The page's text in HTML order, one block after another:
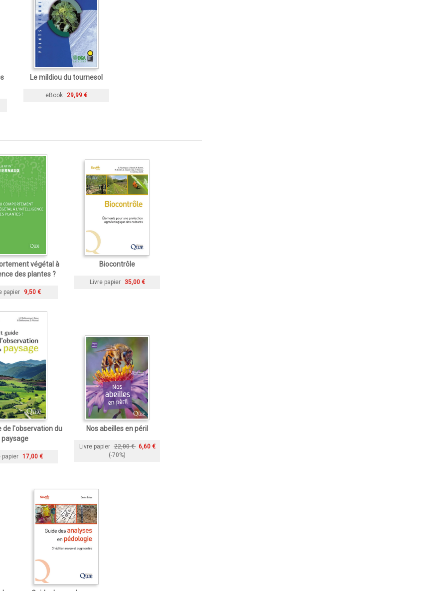
Le mildiou du tournesol
eBook 29,99 €
végétal à
des plantes ?
papier 9,50 €
Biocontrôle
Livre papier 35,00 €
de l'observation du
paysage
papier 17,00 €
Nos abeilles en péril
Livre papier 22,00 € 6,60 €
(-70%)